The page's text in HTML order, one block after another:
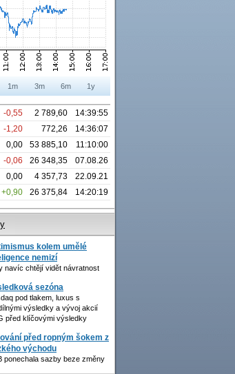
1m 3m 6m 1y
-0,55 2 789,60
14:39:55
-1,20 772,26
14:36:07
0,00 53 885,10
11:10:00
-0,06 26 348,35
07.08.26
0,00 4 357,73
22.09.21
+0,90 26 375,84 14:20:19
kolem umělé
nemizí
navíc chtějí vidět návratnost
sezóna
pod tlakem, luxus s
výsledky a vývoj akcií
před klíčovými výsledky
před ropným šokem z
východu
ponechala sazby beze změny